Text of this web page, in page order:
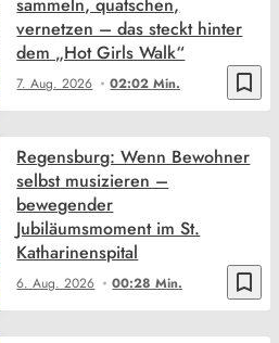
bookmark_border
7. Aug. 2026 02:02 Min.
vernetzen – das steckt hinter
dem „Hot Girls Walk“
bookmark_border
6. Aug. 2026 00:28 Min.
Regensburg: Wenn Bewohner
selbst musizieren –
bewegender
Jubiläumsmoment im St.
Katharinenspital